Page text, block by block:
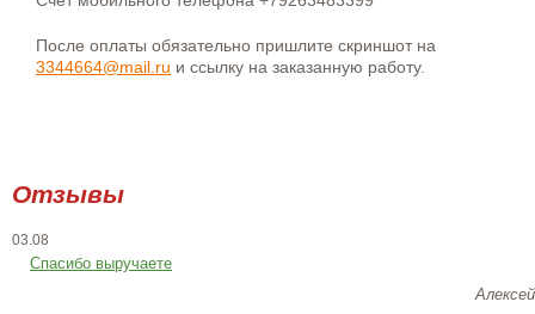
После оплаты обязательно пришлите скриншот на
3344664@mail.ru и ссылку на заказанную работу.
Отзывы
03.08
Спасибо выручаете
Алексей